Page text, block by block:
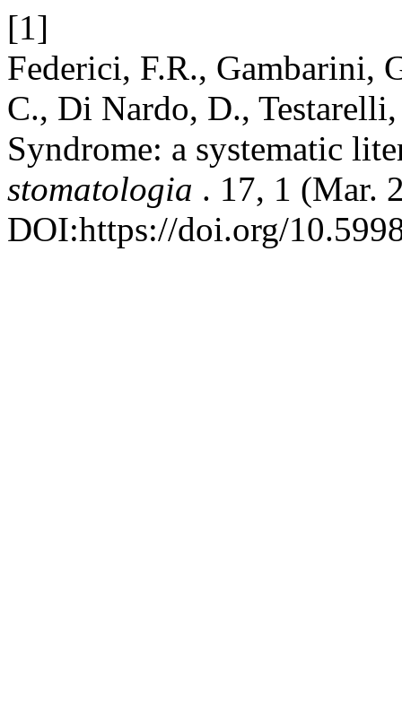
[1]
Federici, F.R., Gambarini,
C., Di Nardo, D.,
Syndrome: a systematic
stomatologia . 17, 1 (Mar.
DOI:https://doi.org/